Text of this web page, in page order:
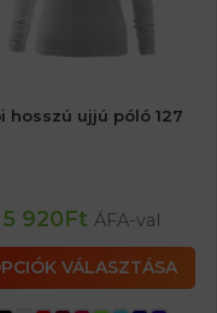
hosszú ujjú póló 127
5 920Ft ÁFA-val
VÁLASZTÁSA